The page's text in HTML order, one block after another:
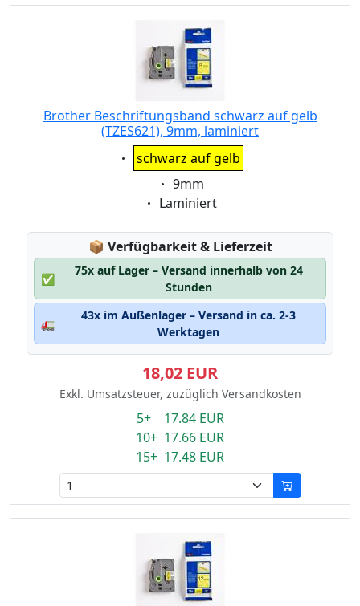
Brother Beschriftungsband schwarz auf gelb
(TZES621), 9mm, laminiert
Eigenschaft:
schwarz auf gelb
Eigenschaft:
9mm
Eigenschaft:
Laminiert
📦 Lagerstatus:
Verfügbarkeit & Lieferzeit
✅
75x auf Lager – Versand innerhalb von 24
Stunden
🚛
43x im Außenlager – Versand in ca. 2-3
Werktagen
18,02 EUR
Exkl. Umsatzsteuer, zuzüglich Versandkosten
5+ 17.84 EUR
10+ 17.66 EUR
15+ 17.48 EUR